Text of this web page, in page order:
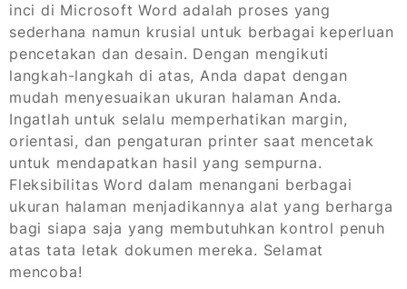
inci di Microsoft Word adalah proses yang
sederhana namun krusial untuk berbagai keperluan
pencetakan dan desain. Dengan mengikuti
langkah-langkah di atas, Anda dapat dengan
mudah menyesuaikan ukuran halaman Anda.
Ingatlah untuk selalu memperhatikan margin,
orientasi, dan pengaturan printer saat mencetak
untuk mendapatkan hasil yang sempurna.
Fleksibilitas Word dalam menangani berbagai
ukuran halaman menjadikannya alat yang berharga
bagi siapa saja yang membutuhkan kontrol penuh
atas tata letak dokumen mereka. Selamat
mencoba!